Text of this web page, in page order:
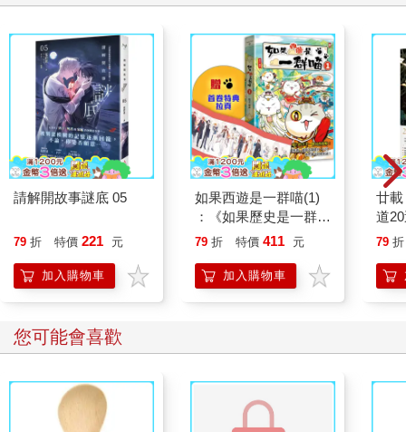
請解開故事謎底 05
79 折 特價 221 元
加入購物車
如果西遊是一群喵(1)
：《如果歷史是一群
喵》作者最新力作，附
79 折 特價 411 元
加入購物車
廿
道
79 折
您可能會喜歡